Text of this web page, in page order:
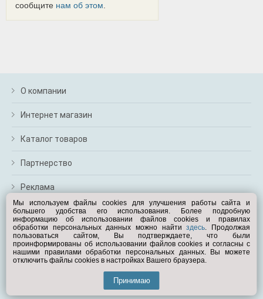
сообщите нам об этом
О компании
Интернет магазин
Каталог товаров
Партнерство
Реклама
Перейти на полную версию
Вам помочь?
© Exist.ru 1998—2026
Мы используем файлы cookies для улучшения работы сайта и
большего удобства его использования. Более подробную
информацию об использовании файлов cookies и правилах
обработки персональных данных можно найтиздесь. Продолжая
пользоваться сайтом, Вы подтверждаете, что были
проинформированы об использовании файлов cookies и согласны с
нашими правилами обработки персональных данных. Вы можете
отключить файлы cookies в настройках Вашего браузера.
Принимаю